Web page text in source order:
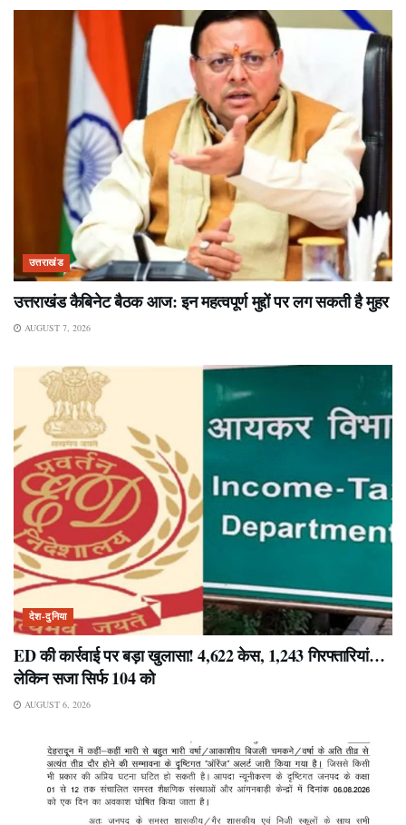
उत्तराखंड
उत्तराखंड कैबिनेट बैठक आज: इन महत्वपूर्ण मुद्दों पर लग सकती है मुहर
AUGUST 7, 2026
देश-दुनिया
ED की कार्रवाई पर बड़ा खुलासा! 4,622 केस, 1,243 गिरफ्तारियां…
लेकिन सजा सिर्फ 104 को
AUGUST 6, 2026